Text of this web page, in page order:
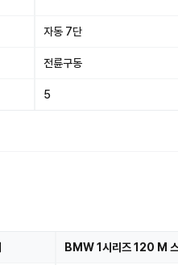
자동 7단
전륜구동
5
BMW 1시리즈 120 M 스